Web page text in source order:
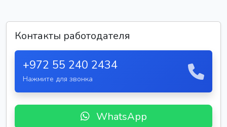
Контакты работодателя
+972 55 240 2434
Нажмите для звонка
WhatsApp